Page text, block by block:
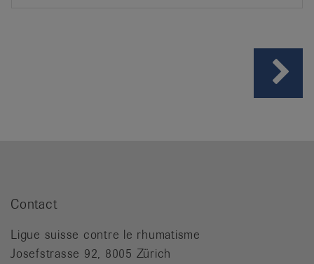
Contact
Ligue suisse contre le rhumatisme
Josefstrasse 92, 8005 Zürich